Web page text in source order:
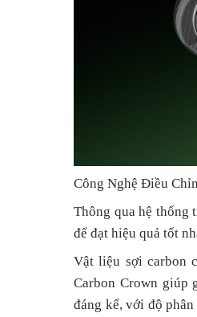
Công Nghệ Điều
Thông qua hệ thống
để đạt hiệu quả tốt
Vật liệu sợi carbon
Carbon Crown giúp
đáng kể, với độ